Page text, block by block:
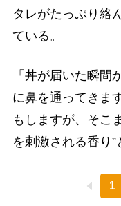
タレがたっぷり絡
ている。
「丼が届いた瞬間
に鼻を通ってきま
もしますが、そこ
を刺激される香り”
1